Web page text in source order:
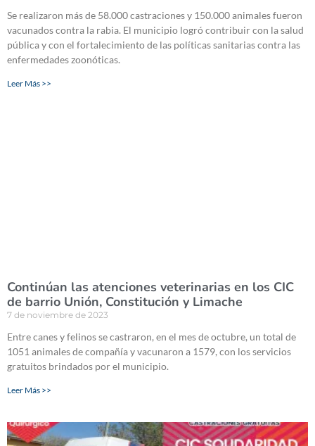
Se realizaron más de 58.000 castraciones y 150.000 animales fueron
vacunados contra la rabia. El municipio logró contribuir con la salud
pública y con el fortalecimiento de las políticas sanitarias contra las
enfermedades zoonóticas.
Leer Más >>
Continúan las atenciones veterinarias en los CIC
de barrio Unión, Constitución y Limache
7 de noviembre de 2023
Entre canes y felinos se castraron, en el mes de octubre, un total de
1051 animales de compañía y vacunaron a 1579, con los servicios
gratuitos brindados por el municipio.
Leer Más >>